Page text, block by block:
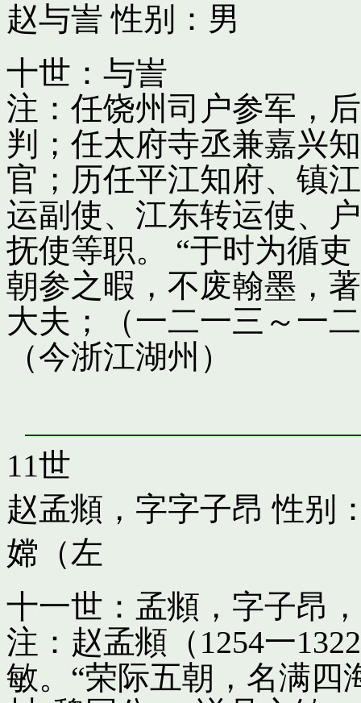
赵与訔 性别：男
十世：与訔
注：任饶州司户参军，
判；任太府寺丞兼嘉兴
官；历任平江知府、镇
运副使、江东转运使、
抚使等职。 “于时为循
朝参之暇，不废翰墨，
大夫；（一二一三～一
（今浙江湖州）
11世
赵孟頫，字字子昂 性别
嫦（左
十一世：孟頫，字子昂
注：赵孟頫（1254一
敏。“荣际五朝，名满四